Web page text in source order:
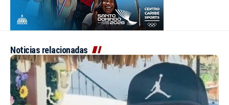
Noticias relacionadas